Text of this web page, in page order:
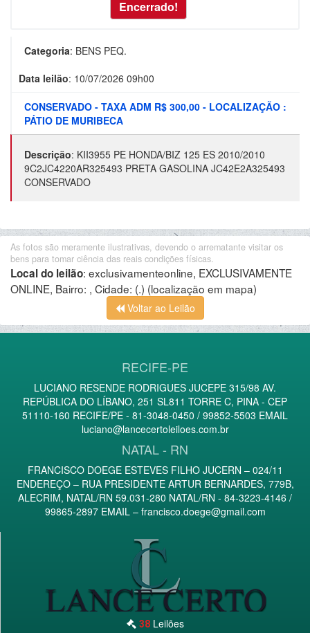
Categoria: BENS PEQ.
Data leilão: 10/07/2026 09h00
CONSERVADO - TAXA ADM R$ 300,00 - LOCALIZAÇÃO :
PÁTIO DE MURIBECA
Descrição: KII3955 PE HONDA/BIZ 125 ES 2010/2010
9C2JC4220AR325493 PRETA GASOLINA JC42E2A325493
CONSERVADO
As fotos são meramente ilustrativas, devendo o arrematante visitar os
bens para tomar ciência das reais condições físicas.
Local do leilão: exclusivamenteonline, EXCLUSIVAMENTE
ONLINE, Bairro: , Cidade: (.) (localização em mapa)
Voltar ao Leilão
RECIFE-PE
LUCIANO RESENDE RODRIGUES JUCEPE 315/98 AV.
REPÚBLICA DO LÍBANO, 251 SL811 TORRE C, PINA - CEP
51110-160 RECIFE/PE - 81-3048-0450 / 99852-5503 EMAIL
luciano@lancecertoleiloes.com.br
NATAL - RN
FRANCISCO DOEGE ESTEVES FILHO JUCERN – 024/11
ENDEREÇO – RUA PRESIDENTE ARTUR BERNARDES, 779B,
ALECRIM, NATAL/RN 59.031-280 NATAL/RN - 84-3223-4146 /
99865-2897 EMAIL – francisco.doege@gmail.com
38 Leilões